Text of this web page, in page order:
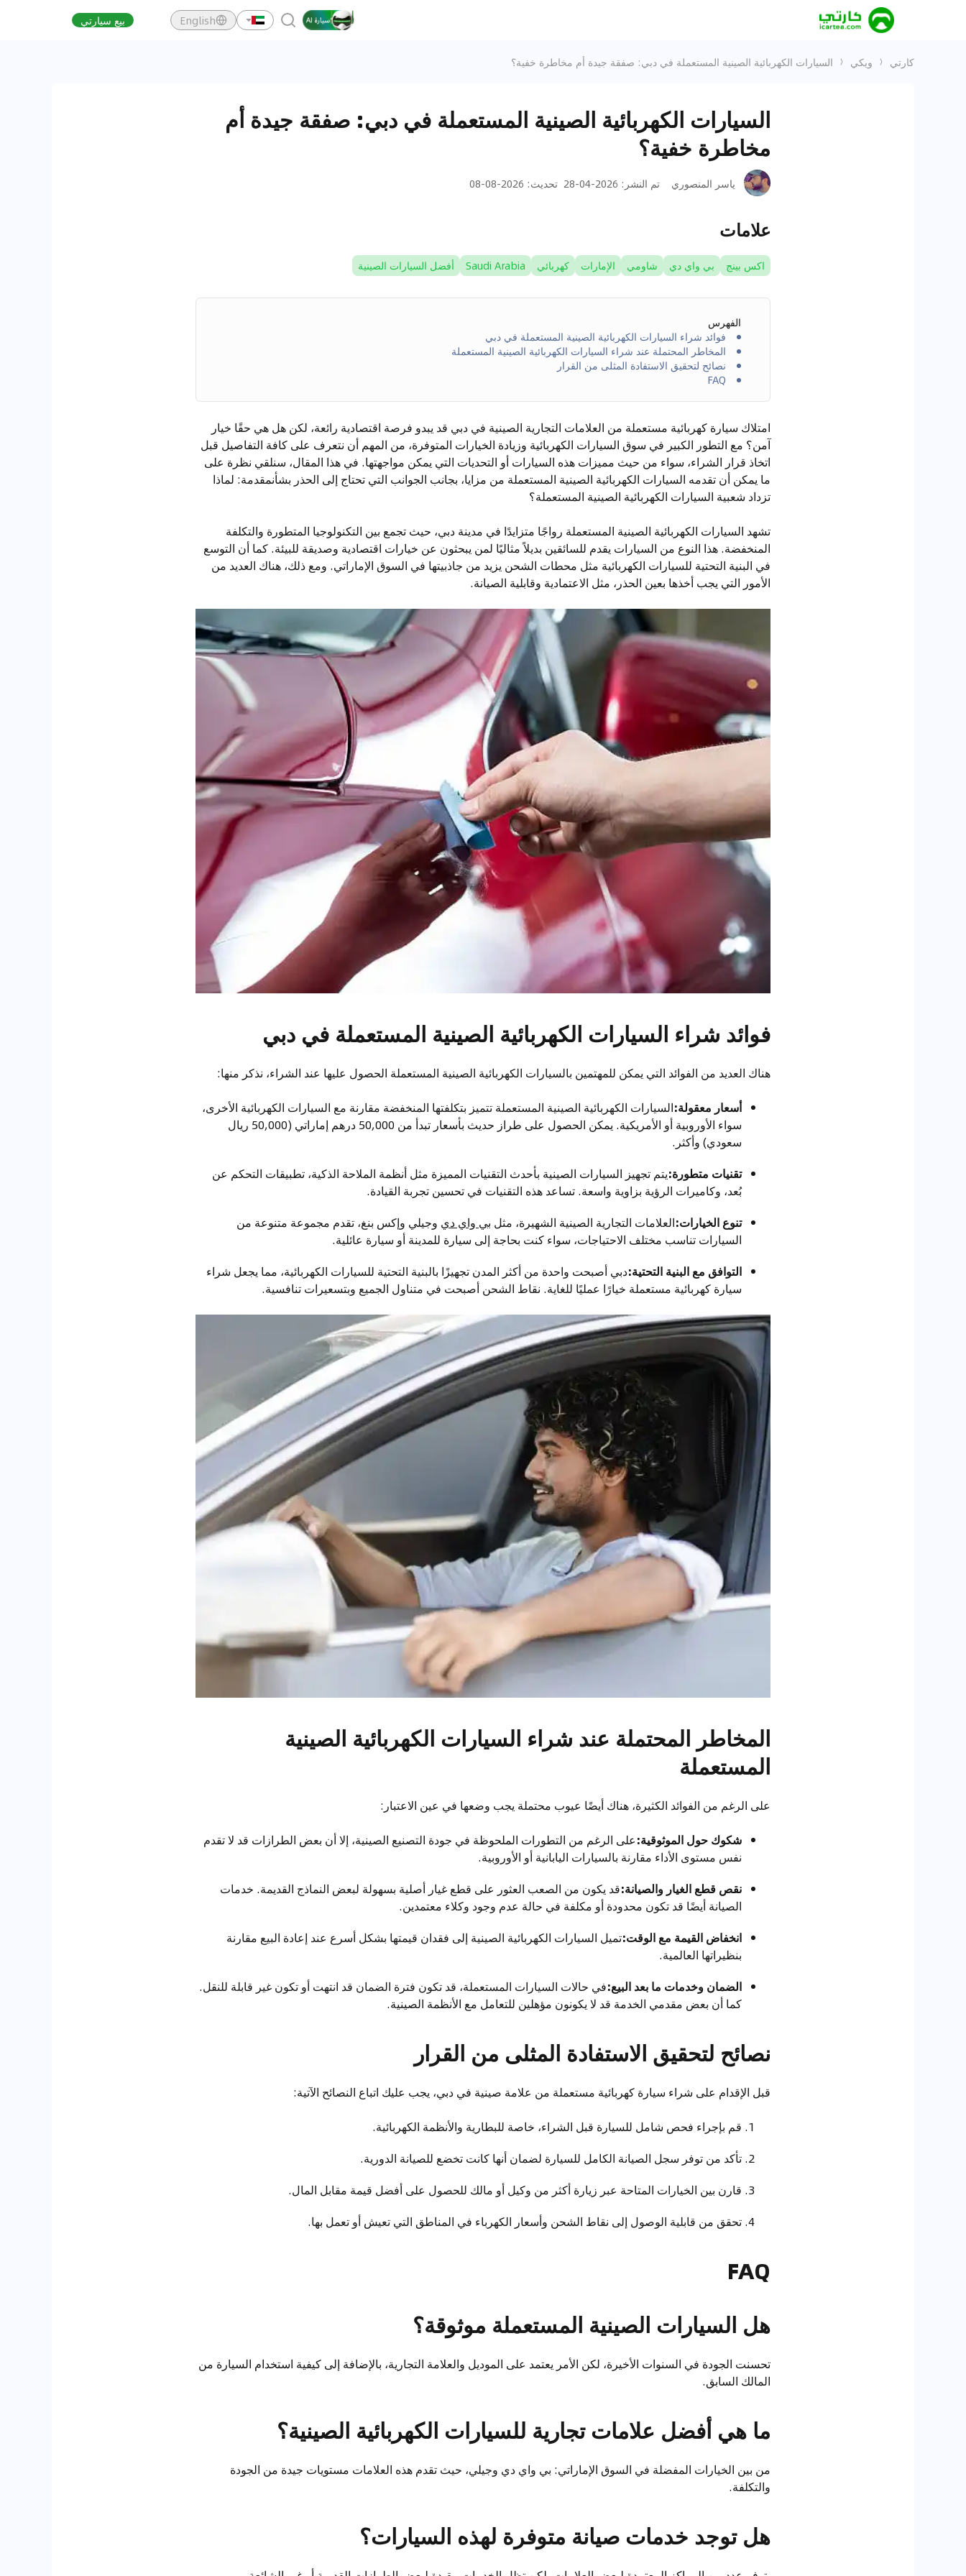
English بيع سيارتي
كارتي ويكي السيارات الكهربائية الصينية المستعملة في دبي: صفقة جيدة أم مخاطرة خفية؟
السيارات الكهربائية الصينية المستعملة في دبي: صفقة جيدة أم
مخاطرة خفية؟
ياسر المنصوري تم النشر :
2026-04-28 تحديث:
2026-08-08
علامات
اكس بينج بي واي دي شاومي الإمارات كهربائي Saudi Arabia أفضل السيارات الصينية
الفهرس
فوائد شراء السيارات الكهربائية الصينية المستعملة في دبي
المخاطر المحتملة عند شراء السيارات الكهربائية الصينية المستعملة
نصائح لتحقيق الاستفادة المثلى من القرار
FAQ
امتلاك سيارة كهربائية مستعملة من العلامات التجارية الصينية في دبي قد يبدو فرصة اقتصادية رائعة، لكن هل هي حقًا خيار
آمن؟ مع التطور الكبير في سوق السيارات الكهربائية وزيادة الخيارات المتوفرة، من المهم أن نتعرف على كافة التفاصيل قبل
اتخاذ قرار الشراء، سواء من حيث مميزات هذه السيارات أو التحديات التي يمكن مواجهتها. في هذا المقال، سنلقي نظرة على
ما يمكن أن تقدمه السيارات الكهربائية الصينية المستعملة من مزايا، بجانب الجوانب التي تحتاج إلى الحذر بشأنمقدمة: لماذا
تزداد شعبية السيارات الكهربائية الصينية المستعملة؟
تشهد السيارات الكهربائية الصينية المستعملة رواجًا متزايدًا في مدينة دبي، حيث تجمع بين التكنولوجيا المتطورة والتكلفة
المنخفضة. هذا النوع من السيارات يقدم للسائقين بديلاً مثاليًا لمن يبحثون عن خيارات اقتصادية وصديقة للبيئة. كما أن التوسع
في البنية التحتية للسيارات الكهربائية مثل محطات الشحن يزيد من جاذبيتها في السوق الإماراتي. ومع ذلك، هناك العديد من
الأمور التي يجب أخذها بعين الحذر، مثل الاعتمادية وقابلية الصيانة.
فوائد شراء السيارات الكهربائية الصينية المستعملة في دبي
هناك العديد من الفوائد التي يمكن للمهتمين بالسيارات الكهربائية الصينية المستعملة الحصول عليها عند الشراء، نذكر منها:
أسعار معقولة:السيارات الكهربائية الصينية المستعملة تتميز بتكلفتها المنخفضة مقارنة مع السيارات الكهربائية الأخرى،
سواء الأوروبية أو الأمريكية. يمكن الحصول على طراز حديث بأسعار تبدأ من 50,000 درهم إماراتي (50,000 ريال
سعودي) وأكثر.
تقنيات متطورة:يتم تجهيز السيارات الصينية بأحدث التقنيات المميزة مثل أنظمة الملاحة الذكية، تطبيقات التحكم عن
بُعد، وكاميرات الرؤية بزاوية واسعة. تساعد هذه التقنيات في تحسين تجربة القيادة.
تنوع الخيارات:العلامات التجارية الصينية الشهيرة، مثل بي واي دي وجيلي وإكس بنغ، تقدم مجموعة متنوعة من
السيارات تناسب مختلف الاحتياجات، سواء كنت بحاجة إلى سيارة للمدينة أو سيارة عائلية.
التوافق مع البنية التحتية:دبي أصبحت واحدة من أكثر المدن تجهيزًا بالبنية التحتية للسيارات الكهربائية، مما يجعل شراء
سيارة كهربائية مستعملة خيارًا عمليًا للغاية. نقاط الشحن أصبحت في متناول الجميع وبتسعيرات تنافسية.
المخاطر المحتملة عند شراء السيارات الكهربائية الصينية
المستعملة
على الرغم من الفوائد الكثيرة، هناك أيضًا عيوب محتملة يجب وضعها في عين الاعتبار:
شكوك حول الموثوقية:على الرغم من التطورات الملحوظة في جودة التصنيع الصينية، إلا أن بعض الطرازات قد لا تقدم
نفس مستوى الأداء مقارنة بالسيارات اليابانية أو الأوروبية.
نقص قطع الغيار والصيانة:قد يكون من الصعب العثور على قطع غيار أصلية بسهولة لبعض النماذج القديمة. خدمات
الصيانة أيضًا قد تكون محدودة أو مكلفة في حالة عدم وجود وكلاء معتمدين.
انخفاض القيمة مع الوقت:تميل السيارات الكهربائية الصينية إلى فقدان قيمتها بشكل أسرع عند إعادة البيع مقارنة
بنظيراتها العالمية.
الضمان وخدمات ما بعد البيع:في حالات السيارات المستعملة، قد تكون فترة الضمان قد انتهت أو تكون غير قابلة للنقل.
كما أن بعض مقدمي الخدمة قد لا يكونون مؤهلين للتعامل مع الأنظمة الصينية.
نصائح لتحقيق الاستفادة المثلى من القرار
قبل الإقدام على شراء سيارة كهربائية مستعملة من علامة صينية في دبي، يجب عليك اتباع النصائح الآتية:
قم بإجراء فحص شامل للسيارة قبل الشراء، خاصة للبطارية والأنظمة الكهربائية.
تأكد من توفر سجل الصيانة الكامل للسيارة لضمان أنها كانت تخضع للصيانة الدورية.
قارن بين الخيارات المتاحة عبر زيارة أكثر من وكيل أو مالك للحصول على أفضل قيمة مقابل المال.
تحقق من قابلية الوصول إلى نقاط الشحن وأسعار الكهرباء في المناطق التي تعيش أو تعمل بها.
FAQ
هل السيارات الصينية المستعملة موثوقة؟
تحسنت الجودة في السنوات الأخيرة، لكن الأمر يعتمد على الموديل والعلامة التجارية، بالإضافة إلى كيفية استخدام السيارة من
المالك السابق.
ما هي أفضل علامات تجارية للسيارات الكهربائية الصينية؟
من بين الخيارات المفضلة في السوق الإماراتي: بي واي دي وجيلي، حيث تقدم هذه العلامات مستويات جيدة من الجودة
والتكلفة.
هل توجد خدمات صيانة متوفرة لهذه السيارات؟